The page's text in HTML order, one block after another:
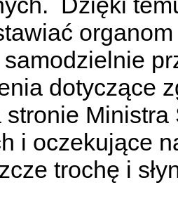
dotyczące
i oczekujące
trochę i